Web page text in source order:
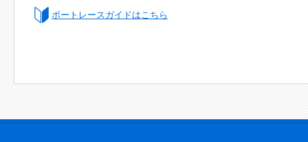
ボートレースガイドはこちら